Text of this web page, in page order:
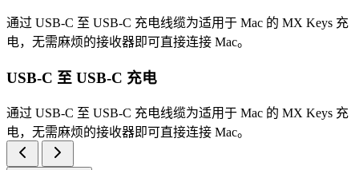
通过 USB-C 至 USB-C 充电线缆为适用于 Mac 的 MX Keys 充
电，无需麻烦的接收器即可直接连接 Mac。
USB-C 至 USB-C 充电
通过 USB-C 至 USB-C 充电线缆为适用于 Mac 的 MX Keys 充
电，无需麻烦的接收器即可直接连接 Mac。